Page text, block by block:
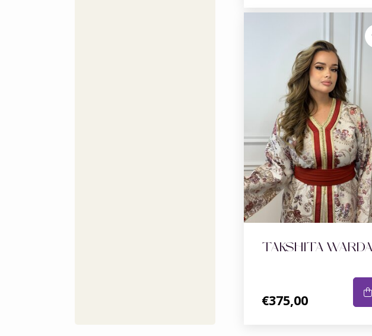
TAKSHITA WARDA
€375,00